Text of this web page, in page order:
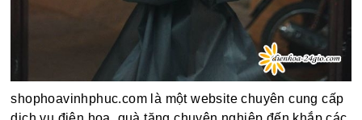
shophoavinhphuc.com là một website chuyên cung cấp